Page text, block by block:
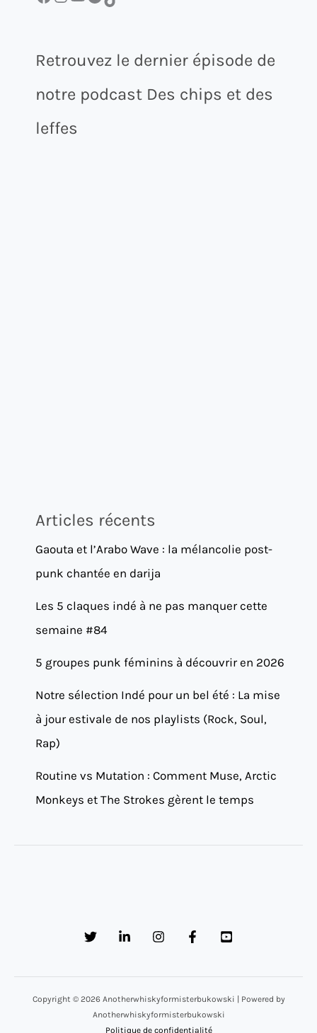
Retrouvez le dernier épisode de
notre podcast Des chips et des
leffes
Articles récents
Gaouta et l’Arabo Wave : la mélancolie post-
punk chantée en darija
Les 5 claques indé à ne pas manquer cette
semaine #84
5 groupes punk féminins à découvrir en 2026
Notre sélection Indé pour un bel été : La mise
à jour estivale de nos playlists (Rock, Soul,
Rap)
Routine vs Mutation : Comment Muse, Arctic
Monkeys et The Strokes gèrent le temps
Copyright © 2026 Anotherwhiskyformisterbukowski | Powered by
Anotherwhiskyformisterbukowski
Politique de confidentialité